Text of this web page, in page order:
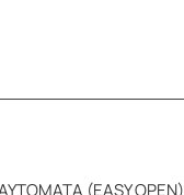
(EASY OPEN)